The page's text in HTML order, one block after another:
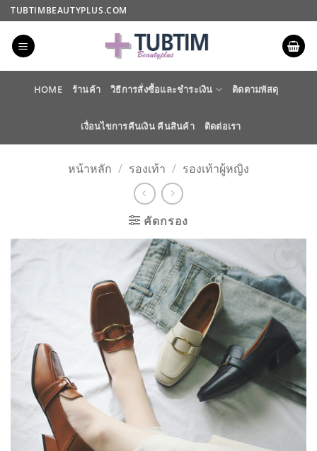
ข้าม
ไป
เนื้อหา
TUBTIMBEAUTYPLUS.COM
HOME ร้านค้า วิธีการสั่งซื้อและชำระเงิน ติดตามพัสดุ
เงื่อนไขการคืนเงิน คืนสินค้า ติดต่อเรา
หน้าหลัก / รองเท้า / รองเท้าผู้หญิง
คัดกรอง
ADD TO
WISHLIST